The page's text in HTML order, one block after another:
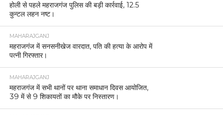
होली से पहले महराजगंज पुलिस की बड़ी कार्रवाई, 12.5
कुन्टल लहन नष्ट।
MAHARAJGANJ
महराजगंज में सनसनीखेज वारदात, पति की हत्या के आरोप में
पत्नी गिरफ्तार।
MAHARAJGANJ
महराजगंज में सभी थानों पर थाना समाधान दिवस आयोजित,
39 में से 9 शिकायतों का मौके पर निस्तारण।